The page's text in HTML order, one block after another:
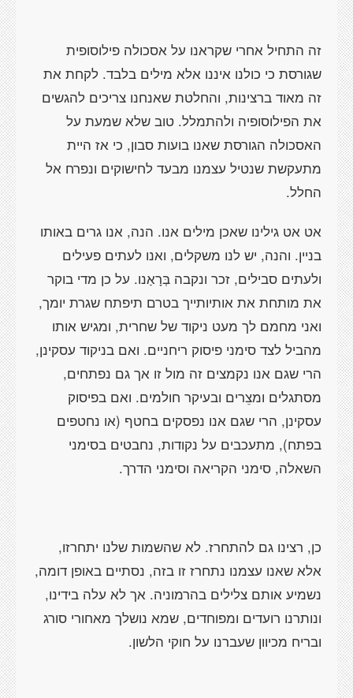
זה התחיל אחרי שקראנו על אסכולה פילוסופית
שגורסת כי כולנו איננו אלא מילים בלבד. לקחת את
זה מאוד ברצינות, והחלטת שאנחנו צריכים להגשים
את הפילוסופיה ולהתמלל. טוב שלא שמעת על
האסכולה הגורסת שאנו בועות סבון, כי אז היית
מתעקשת שנטיל עצמנו מבעד לחישוקים ונפרח אל
החלל.
אט אט גילינו שאכן מילים אנו. הנה, אנו גרים באותו
בניין. והנה, יש לנו משקלים, ואנו לעתים פעילים
ולעתים סבילים, זכר ונקבה בְּרָאַנו. על כן מדי בוקר
את מותחת את אותיותייך בטרם תיפתח שגרת יומך,
ואני מחמם לך מעט ניקוד של שחרית, ומגיש אותו
מהביל לצד סימני פיסוק ריחניים. ואם בניקוד עסקינן,
הרי שגם אנו נקמצים זה מול זו אך גם נפתחים,
מסתגלים ומצֵרים ובעיקר חולמים. ואם בפיסוק
עסקינן, הרי שגם אנו נפסקים בחטף (או נחטפים
בפתח), מתעכבים על נקודות, נחבטים בסימני
השאלה, סימני הקריאה וסימני הדרך.
כן, רצינו גם להתחרז. לא שהשמות שלנו יתחרזו,
אלא שאנו עצמנו נתחרז זו בזה, נסתיים באופן דומה,
נשמיע אותם צלילים בהרמוניה. אך לא עלה בידינו,
ונותרנו רועדים ומפוחדים, שמא נושלך מאחורי סורג
ובריח מכיוון שעברנו על חוקי הלשון.